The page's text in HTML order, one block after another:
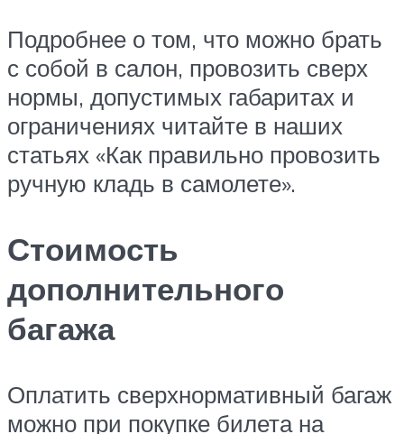
Подробнее о том, что можно брать
с собой в салон, провозить сверх
нормы, допустимых габаритах и
ограничениях читайте в наших
статьях «Как правильно провозить
ручную кладь в самолете».
Стоимость
дополнительного
багажа
Оплатить сверхнормативный багаж
можно при покупке билета на